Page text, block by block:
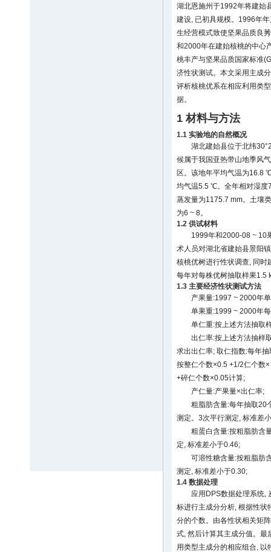
湖北恩施州于1992年将建始
建设, 已初具规模。1996年
生经营模式致使坚果品质良
和2000年在建始核桃的中
桃丰产与坚果品质国家标准
济性状测试。本文采用主成
评析核桃优系在相应利用类
据。
1 材料与方法
1.1 实验地的自然概况
湖北建始县位于北纬
候属于我国亚热带山地季风
区。该地年平均气温为16.8
均气温5.5 ℃。全年相对湿度
蒸发量为1175.7 mm。土壤
为6 ~ 8。
1.2 供试材料
1999年和2000-08 ~ 10
术人员对湖北省建始县景阳
核桃优树进行性状调查, 同
每年对每株优树抽取样果1.5
1.3 主要经济性状测试方法
产果量:1997 ~ 2000年
单果重:1999 ~ 2000年
单仁重:按上述方法抽取
出仁率:按上述方法抽样
求出出仁率; 取仁指数:每年
按整仁个数×0.5 +1/2仁个数
+碎仁个数×0.05计算;
产仁量:产果量×出仁率;
粗脂肪含量:每年抽取20
测定。3次平行测定, 标准差
粗蛋白含量:按粗脂肪含
定, 标准差小于0.46;
可溶性糖含量:按粗脂肪
测定, 标准差小于0.30;
1.4 数据处理
应用DPS数据处理系统,
标进行主成分分析, 根据性
分的个数。由各性状相关矩
式, 然后计算其主成分值。最
用类型主成分的相应组合,